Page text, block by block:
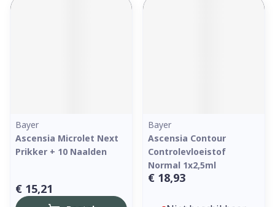
Bayer
Ascensia Microlet Next
Prikker + 10 Naalden
€ 15,21
Bayer
Ascensia Contour
Controlevloeistof
Normal 1x2,5ml
€ 18,93